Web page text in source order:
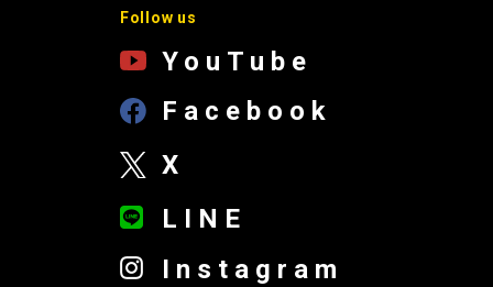
Follow us
YouTube
Facebook
X
LINE
Instagram